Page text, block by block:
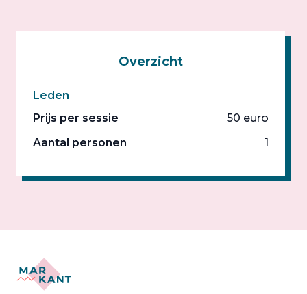
Overzicht
Leden
Prijs per sessie
50 euro
Aantal personen
1